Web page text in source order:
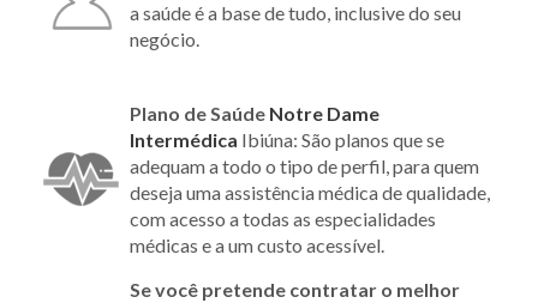
a saúde é a base de tudo, inclusive do seu
negócio.
Plano de Saúde Notre Dame
Intermédica Ibiúna: São planos que se
adequam a todo o tipo de perfil, para quem
deseja uma assistência médica de qualidade,
com acesso a todas as especialidades
médicas e a um custo acessível.
Se você pretende contratar o melhor